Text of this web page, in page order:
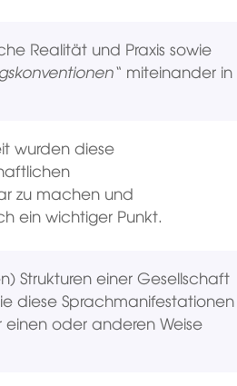
Realität und Praxis sowie
miteinander in
wurden diese
zu machen und
ein wichtiger Punkt.
Strukturen einer Gesellschaft
diese Sprachmanifestationen
oder anderen Weise